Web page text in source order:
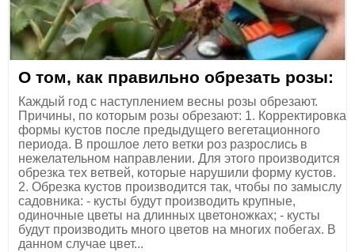
О том, как правильно обрезать розы:
Каждый год с наступлением весны розы обрезают.
Причины, по которым розы обрезают: 1. Корректировка
формы кустов после предыдущего вегетационного
периода. В прошлое лето ветки роз разрослись в
нежелательном направлении. Для этого производится
обрезка тех ветвей, которые нарушили форму кустов.
2. Обрезка кустов производится так, чтобы по замыслу
садовника: - кусты будут производить крупные,
одиночные цветы на длинных цветоножках; - кусты
будут производить много цветов на многих побегах. В
данном случае цвет...